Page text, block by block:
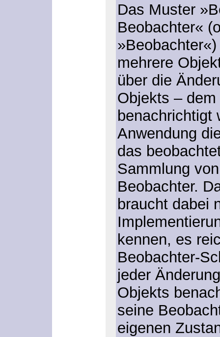
Das Muster
Beobachter«
mehrere
über die
Objekts – dem
benachrichtigt
Anwendung
das
Sammlung
Beobachter.
braucht dabei
kennen, es
Beobachter-
jeder
Objekts
seine
eigenen